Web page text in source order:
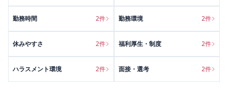
勤務時間 2件 勤務環境 2件
休みやすさ 2件 福利厚生・制度 2件
ハラスメント環境 2件 面接・選考 2件